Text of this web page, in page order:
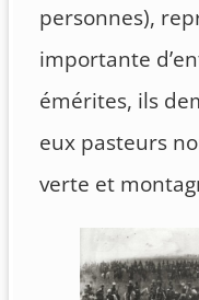
personnes),
importante
émérites, ils
eux pasteurs
verte et